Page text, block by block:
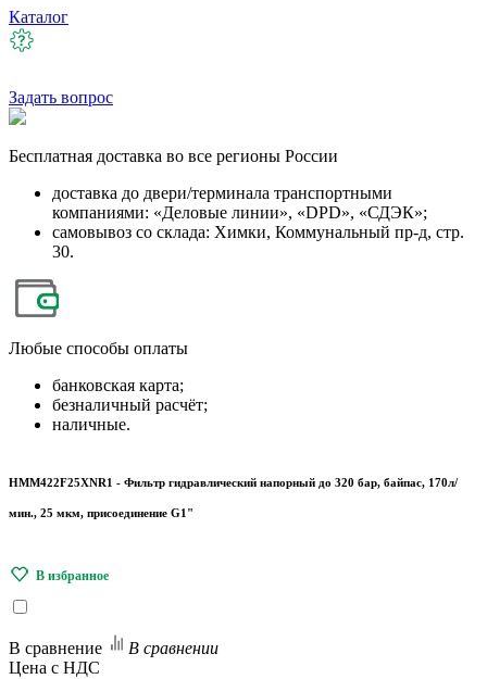
Каталог
Задать вопрос
Бесплатная доставка во все регионы России
доставка до двери/терминала транспортными
компаниями: «Деловые линии», «DPD», «СДЭК»;
самовывоз со склада: Химки, Коммунальный пр-д, стр.
30.
Любые способы оплаты
банковская карта;
безналичный расчёт;
наличные.
HMM422F25XNR1 - Фильтр гидравлический напорный до 320 бар, байпас, 170л/
мин., 25 мкм, присоединение G1"
В сравнение
В сравнении
Цена с НДС